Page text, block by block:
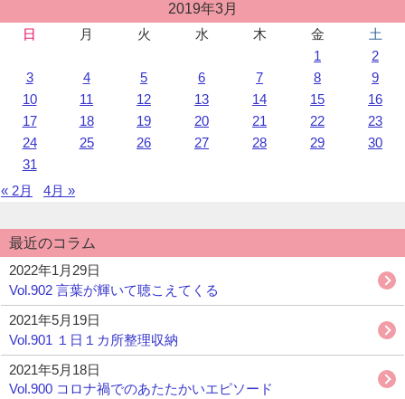
樹
木
希
林
の
こ
と
稿
2019年3月
日
月 火 水 木 金
土
1
2
3
4 5 6 7 8
9
10
11 12 13 14 15
16
17
18 19 20 21 22
23
24
25 26 27 28 29
30
31
« 2月
4月 »
最近のコラム
2022年1月29日
Vol.902 言葉が輝いて聴こえてくる
2021年5月19日
Vol.901 １日１カ所整理収納
2021年5月18日
Vol.900 コロナ禍でのあたたかいエピソード